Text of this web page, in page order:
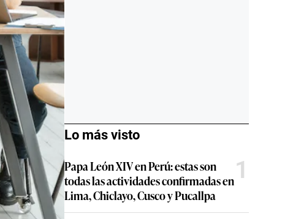
Lo más visto
Papa León XIV en Perú: estas son
todas las actividades confirmadas en
Lima, Chiclayo, Cusco y Pucallpa
1